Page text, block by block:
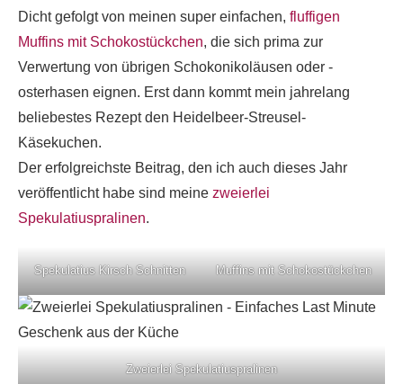
Dicht gefolgt von meinen super einfachen, fluffigen
Muffins mit Schokostückchen, die sich prima zur
Verwertung von übrigen Schokonikoläusen oder -
osterhasen eignen. Erst dann kommt mein jahrelang
beliebestes Rezept den Heidelbeer-Streusel-
Käsekuchen.
Der erfolgreichste Beitrag, den ich auch dieses Jahr
veröffentlicht habe sind meine zweierlei
Spekulatiuspralinen.
Spekulatius Kirsch Schnitten Muffins mit Schokostückchen
Zweierlei Spekulatiuspralinen